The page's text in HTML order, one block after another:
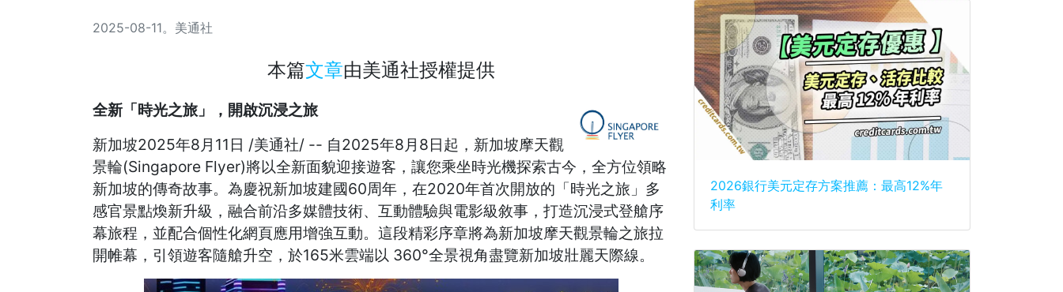
2025-08-11。 美通社
本篇文章由美通社授權提供
全新 「時光之旅 」
，開啟沉浸之旅
新加坡2025年8月11日 /美通社/ -- 自2025年8月8日起，新加坡摩天觀
景輪(Singapore Flyer)將以全新面貌迎接遊客，讓您乘坐時光機探索古今，全方位領略
新加坡的傳奇故事。為慶祝新加坡建國60周年，在2020年首次開放的「時光之旅」多
感官景點煥新升級，融合前沿多媒體技術、互動體驗與電影級敘事，打造沉浸式登艙序
幕旅程，並配合個性化網頁應用增強互動。這段精彩序章將為新加坡摩天觀景輪之旅拉
開帷幕，引領遊客隨艙升空，於165米雲端以 360°全景視角盡覽新加坡壯麗天際線。
2026銀行美元定存方案推薦：最高12%年
利率